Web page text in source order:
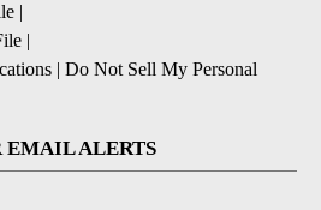
Do Not Sell My Personal
EMAIL ALERTS